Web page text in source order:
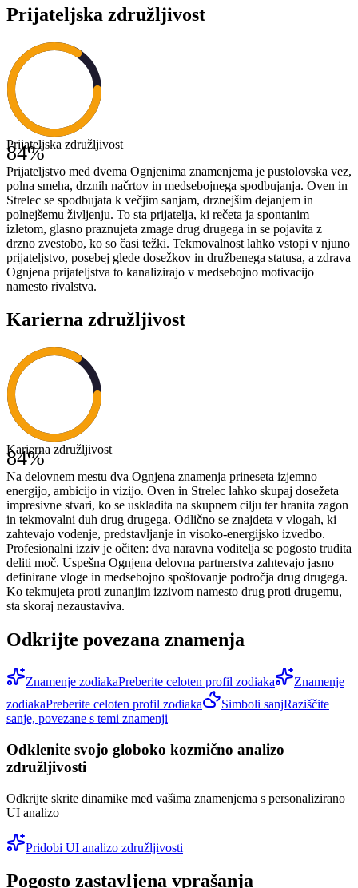
Prijateljska združljivost
84%
Prijateljska združljivost
Prijateljstvo med dvema Ognjenima znamenjema je pustolovska vez,
polna smeha, drznih načrtov in medsebojnega spodbujanja. Oven in
Strelec se spodbujata k večjim sanjam, drznejšim dejanjem in
polnejšemu življenju. To sta prijatelja, ki rečeta ja spontanim
izletom, glasno praznujeta zmage drug drugega in se pojavita z
drzno zvestobo, ko so časi težki. Tekmovalnost lahko vstopi v njuno
prijateljstvo, posebej glede dosežkov in družbenega statusa, a zdrava
Ognjena prijateljstva to kanalizirajo v medsebojno motivacijo
namesto rivalstva.
Karierna združljivost
84%
Karierna združljivost
Na delovnem mestu dva Ognjena znamenja prineseta izjemno
energijo, ambicijo in vizijo. Oven in Strelec lahko skupaj dosežeta
impresivne stvari, ko se uskladita na skupnem cilju ter hranita zagon
in tekmovalni duh drug drugega. Odlično se znajdeta v vlogah, ki
zahtevajo vodenje, predstavljanje in visoko-energijsko izvedbo.
Profesionalni izziv je očiten: dva naravna voditelja se pogosto trudita
deliti moč. Uspešna Ognjena delovna partnerstva zahtevajo jasno
definirane vloge in medsebojno spoštovanje področja drug drugega.
Ko tekmujeta proti zunanjim izzivom namesto drug proti drugemu,
sta skoraj nezaustaviva.
Odkrijte povezana znamenja
Znamenje zodiakaPreberite celoten profil zodiaka
Znamenje
zodiakaPreberite celoten profil zodiaka Simboli sanjRaziščite
sanje, povezane s temi znamenji
Odklenite svojo globoko kozmično analizo
združljivosti
Odkrijte skrite dinamike med vašima znamenjema s personalizirano
UI analizo
Pridobi UI analizo združljivosti
Pogosto zastavljena vprašanja